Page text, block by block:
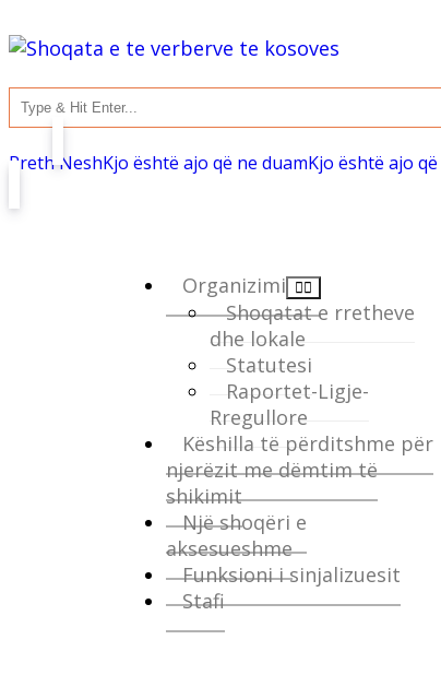
Rreth NeshKjo është ajo që ne duamKjo është ajo
Organizimi
Shoqatat e rretheve
dhe lokale
Statutesi
Raportet-Ligje-
Rregullore
Këshilla të përditshme për
njerëzit me dëmtim të
shikimit
Një shoqëri e
aksesueshme
Funksioni i sinjalizuesit
Stafi